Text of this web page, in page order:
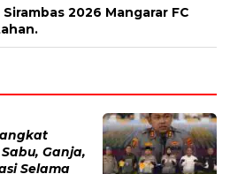
2026 Mangarar FC
Ganja,
Selama